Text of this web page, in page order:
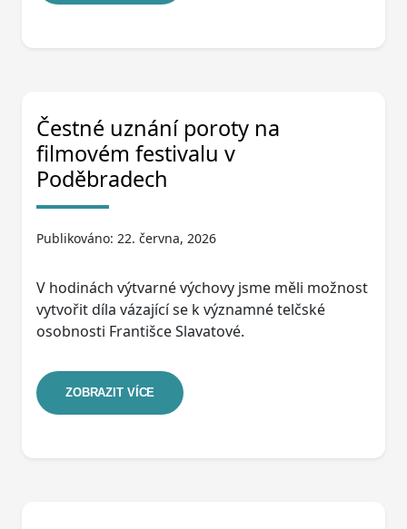
Čestné uznání poroty na
filmovém festivalu v
Poděbradech
Publikováno: 22. června, 2026
V hodinách výtvarné výchovy jsme měli možnost
vytvořit díla vázající se k významné telčské
osobnosti Františce Slavatové.
ZOBRAZIT VÍCE